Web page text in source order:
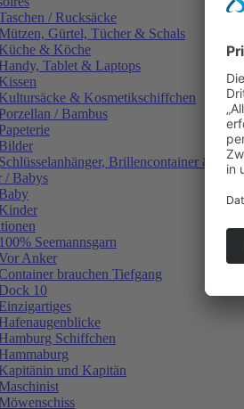
/ Rucksäcke
Mützen, Gürtel, Tücher & Schals
Küche & Köche
Handy, Tablet & Laptops
Kissen
Kultursäcke & Kosmetikschiffchen
Porzellan / Bambus
Papeterie
Bilder
Schlüsselanhänger, Brillencontainer & mehr
/ Babys
Baby
Kinder
100% Seemannsgarn
Anker
brauchen Tiefgang
Dock 10
Einzigartiges
Hafenaugen­blicke
Hamburg Schiffchen
Hammaburg
Kapitänin und Kapitän
Maschinist
Möwenschiss